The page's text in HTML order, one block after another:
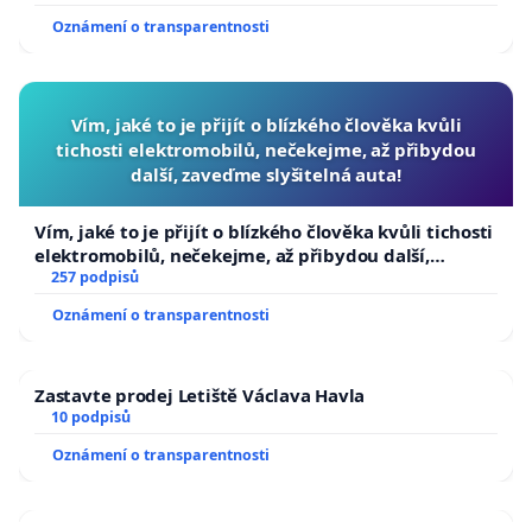
Oznámení o transparentnosti
Vím, jaké to je přijít o blízkého člověka kvůli
tichosti elektromobilů, nečekejme, až přibydou
další, zaveďme slyšitelná auta!
Vím, jaké to je přijít o blízkého člověka kvůli tichosti
elektromobilů, nečekejme, až přibydou další,
zaveďme slyšitelná auta!
257 podpisů
Oznámení o transparentnosti
Zastavte prodej Letiště Václava Havla
10 podpisů
Oznámení o transparentnosti